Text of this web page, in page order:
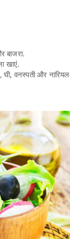
बाजरा.
खाएं.
वनस्पती और